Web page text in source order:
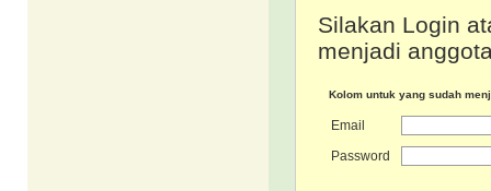
Silakan Login
menjadi
Kolom untuk yang sudah
Email
Password